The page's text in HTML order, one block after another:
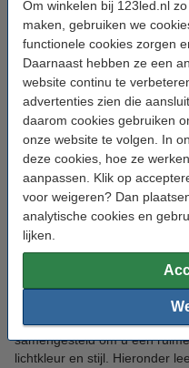
Om winkelen bij 123led.nl
maken, gebruiken we
functionele cookies zorgen
Daarnaast hebben ze een
website continu te
advertenties zien die
daarom cookies gebruiken
onze website te volgen. In
deze cookies, hoe ze
aanpassen. Klik op
voor weigeren? Dan
analytische cookies en
lijken.
Met solar kerstverlichting
een milieuvriendelijke en
werkt volledig op zonne-
verlengsnoer nodig.
de lampjes ’s avonds
iedere avond van een
energiekosten. Of u nu kiest
opvallende
variant die perfect past bij
over de kerstverlichting op
direct uit ons assortiment.
Solar
assortiment
Ons assortiment
samengesteld om u een
lichtkleur en stijl. Hieronder